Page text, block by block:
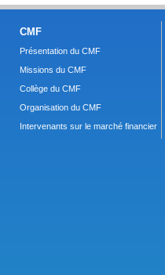
CMF
Présentation du CMF
Missions du CMF
Collège du CMF
Organisation du CMF
Intervenants sur le marché financier